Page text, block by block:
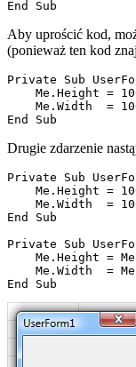
Aby uprościć kod,
(ponieważ ten kod
Private Sub
Me.Height =
Me.Width  =
Drugie zdarzenie
Private Sub
Me.Height =
Me.Width  =
End Sub
Private Sub
Me.Height =
Me.Width  =